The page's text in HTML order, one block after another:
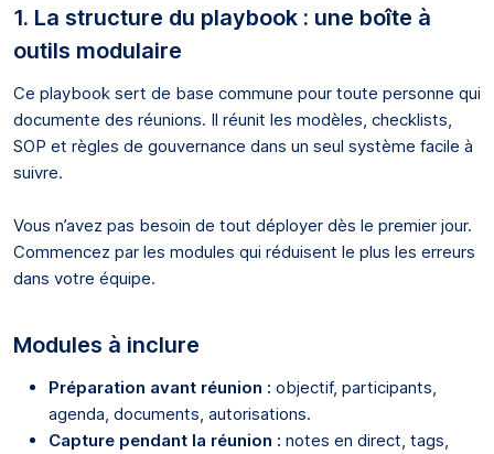
1. La structure du playbook : une boîte à
outils modulaire
Ce playbook sert de base commune pour toute personne qui
documente des réunions. Il réunit les modèles, checklists,
SOP et règles de gouvernance dans un seul système facile à
suivre.
Vous n’avez pas besoin de tout déployer dès le premier jour.
Commencez par les modules qui réduisent le plus les erreurs
dans votre équipe.
Modules à inclure
Préparation avant réunion : objectif, participants,
agenda, documents, autorisations.
Capture pendant la réunion : notes en direct, tags,